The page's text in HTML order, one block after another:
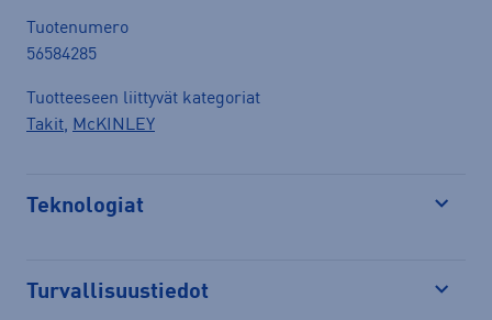
Tuotenumero
56584285
Tuotteeseen liittyvät kategoriat
Takit, McKINLEY
Teknologiat
Turvallisuustiedot